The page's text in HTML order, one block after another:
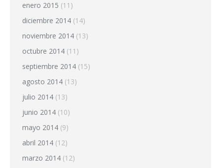
enero 2015 (11)
diciembre 2014 (14)
noviembre 2014 (13)
octubre 2014 (11)
septiembre 2014 (15)
agosto 2014 (13)
julio 2014 (13)
junio 2014 (10)
mayo 2014 (9)
abril 2014 (12)
marzo 2014 (12)